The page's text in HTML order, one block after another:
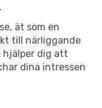
ät som en
till närliggande
hjälper dig att
dina intressen